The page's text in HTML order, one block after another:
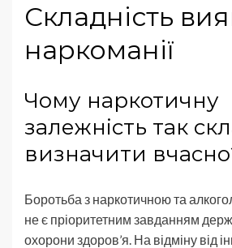
Складність
наркоманії
Чому наркотичну
залежність так
визначити
Боротьба з наркотичною та
не є пріоритетним завданням
охорони здоров’я. На відміну від